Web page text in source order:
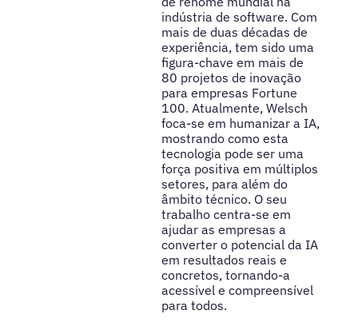
indústria de software. Com
mais de duas décadas de
experiência, tem sido uma
figura-chave em mais de
80 projetos de inovação
para empresas Fortune
100. Atualmente, Welsch
foca-se em humanizar a IA,
mostrando como esta
tecnologia pode ser uma
força positiva em múltiplos
setores, para além do
âmbito técnico. O seu
trabalho centra-se em
ajudar as empresas a
converter o potencial da IA
em resultados reais e
concretos, tornando-a
acessível e compreensível
para todos.